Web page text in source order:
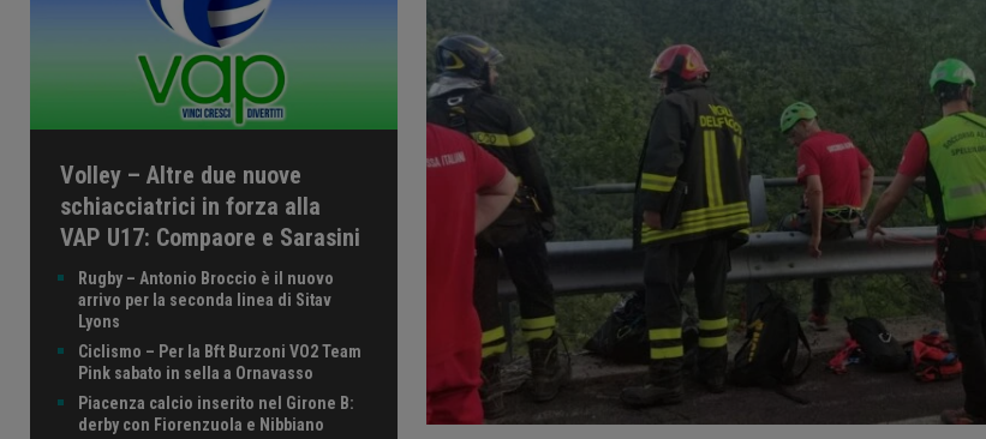
Volley – Altre due nuove
schiacciatrici in forza alla
VAP U17: Compaore e Sarasini
Rugby – Antonio Broccio è il nuovo
arrivo per la seconda linea di Sitav
Lyons
Ciclismo – Per la Bft Burzoni VO2 Team
Pink sabato in sella a Ornavasso
Piacenza calcio inserito nel Girone B:
derby con Fiorenzuola e Nibbiano